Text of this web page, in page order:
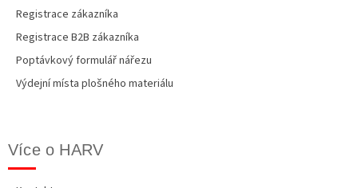
Registrace zákazníka
Registrace B2B zákazníka
Poptávkový formulář nářezu
Výdejní místa plošného materiálu
Více o HARV